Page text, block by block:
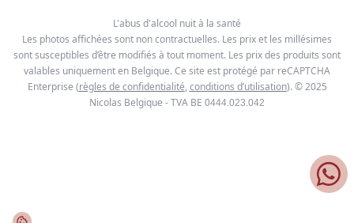
L'abus d'alcool nuit à la santé
Les photos affichées sont non contractuelles. Les prix et les millésimes
sont susceptibles d’être modifiés à tout moment. Les prix des produits sont
valables uniquement en Belgique. Ce site est protégé par reCAPTCHA
Enterprise (règles de confidentialité, conditions d’utilisation). © 2025
Nicolas Belgique - TVA BE 0444.023.042